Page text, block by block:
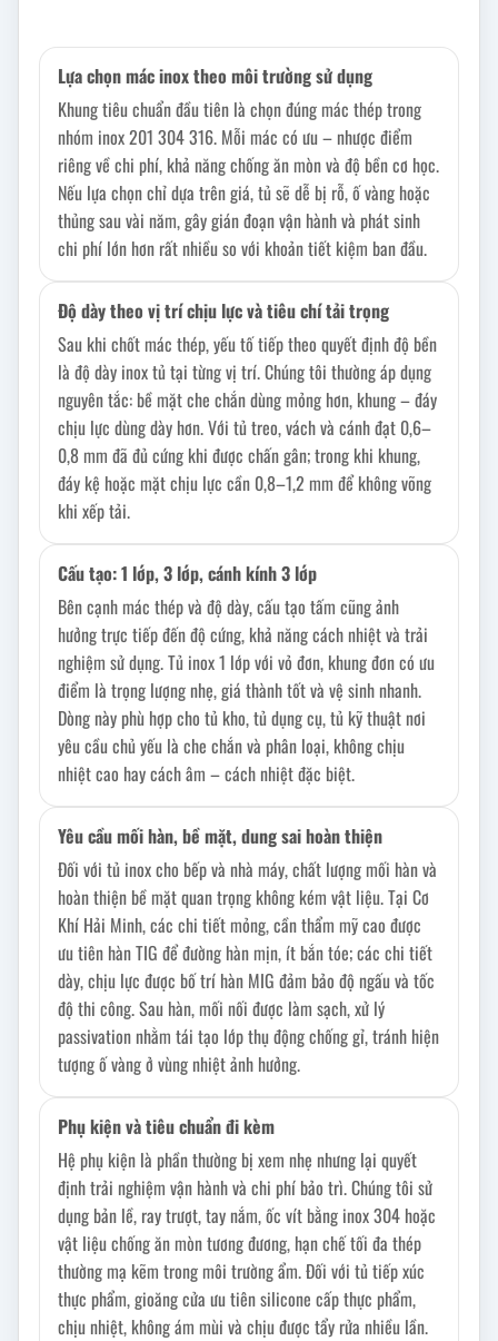
Lựa chọn mác inox theo môi trường sử dụng
Khung tiêu chuẩn đầu tiên là chọn đúng mác thép trong
nhóm inox 201 304 316. Mỗi mác có ưu – nhược điểm
riêng về chi phí, khả năng chống ăn mòn và độ bền cơ học.
Nếu lựa chọn chỉ dựa trên giá, tủ sẽ dễ bị rỗ, ố vàng hoặc
thủng sau vài năm, gây gián đoạn vận hành và phát sinh
chi phí lớn hơn rất nhiều so với khoản tiết kiệm ban đầu.
Độ dày theo vị trí chịu lực và tiêu chí tải trọng
Sau khi chốt mác thép, yếu tố tiếp theo quyết định độ bền
là độ dày inox tủ tại từng vị trí. Chúng tôi thường áp dụng
nguyên tắc: bề mặt che chắn dùng mỏng hơn, khung – đáy
chịu lực dùng dày hơn. Với tủ treo, vách và cánh đạt 0,6–
0,8 mm đã đủ cứng khi được chấn gân; trong khi khung,
đáy kệ hoặc mặt chịu lực cần 0,8–1,2 mm để không võng
khi xếp tải.
Cấu tạo: 1 lớp, 3 lớp, cánh kính 3 lớp
Bên cạnh mác thép và độ dày, cấu tạo tấm cũng ảnh
hưởng trực tiếp đến độ cứng, khả năng cách nhiệt và trải
nghiệm sử dụng. Tủ inox 1 lớp với vỏ đơn, khung đơn có ưu
điểm là trọng lượng nhẹ, giá thành tốt và vệ sinh nhanh.
Dòng này phù hợp cho tủ kho, tủ dụng cụ, tủ kỹ thuật nơi
yêu cầu chủ yếu là che chắn và phân loại, không chịu
nhiệt cao hay cách âm – cách nhiệt đặc biệt.
Yêu cầu mối hàn, bề mặt, dung sai hoàn thiện
Đối với tủ inox cho bếp và nhà máy, chất lượng mối hàn và
hoàn thiện bề mặt quan trọng không kém vật liệu. Tại Cơ
Khí Hải Minh, các chi tiết mỏng, cần thẩm mỹ cao được
ưu tiên hàn TIG để đường hàn mịn, ít bắn tóe; các chi tiết
dày, chịu lực được bố trí hàn MIG đảm bảo độ ngấu và tốc
độ thi công. Sau hàn, mối nối được làm sạch, xử lý
passivation nhằm tái tạo lớp thụ động chống gỉ, tránh hiện
tượng ố vàng ở vùng nhiệt ảnh hưởng.
Phụ kiện và tiêu chuẩn đi kèm
Hệ phụ kiện là phần thường bị xem nhẹ nhưng lại quyết
định trải nghiệm vận hành và chi phí bảo trì. Chúng tôi sử
dụng bản lề, ray trượt, tay nắm, ốc vít bằng inox 304 hoặc
vật liệu chống ăn mòn tương đương, hạn chế tối đa thép
thường mạ kẽm trong môi trường ẩm. Đối với tủ tiếp xúc
thực phẩm, gioăng cửa ưu tiên silicone cấp thực phẩm,
chịu nhiệt, không ám mùi và chịu được tẩy rửa nhiều lần.